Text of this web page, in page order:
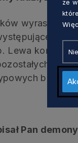
wyrastają
Lewa
bruzd
Pan
ze